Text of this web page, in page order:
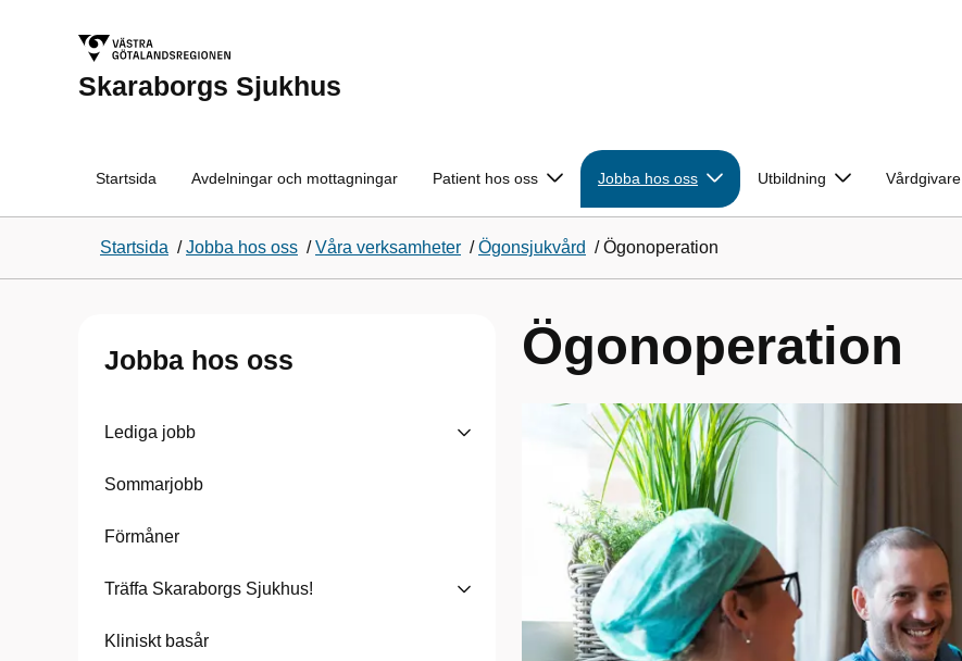
Skaraborgs Sjukhus
Startsida Avdelningar och mottagningar Patient hos oss Jobba hos oss Utbildning Vårdgivare
Startsida /Jobba hos oss /Våra verksamheter /Ögonsjukvård /Ögonoperation
Jobba hos oss
Lediga jobb
Sommarjobb
Förmåner
Träffa Skaraborgs Sjukhus!
Kliniskt basår
Ögonoperation